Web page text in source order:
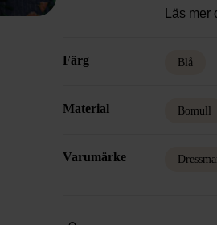
Läs
Färg Blå
Material Bomull
Varumärke